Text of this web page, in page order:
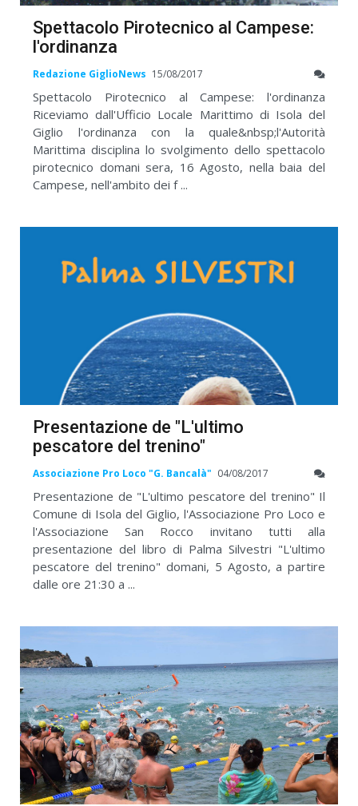
Spettacolo Pirotecnico al Campese:
l'ordinanza
Redazione GiglioNews 15/08/2017
Spettacolo Pirotecnico al Campese: l'ordinanza
Riceviamo dall'Ufficio Locale Marittimo di Isola del
Giglio l'ordinanza con la quale&nbsp;l'Autorità
Marittima disciplina lo svolgimento dello spettacolo
pirotecnico domani sera, 16 Agosto, nella baia del
Campese, nell'ambito dei f ...
Presentazione de "L'ultimo
pescatore del trenino"
Associazione Pro Loco "G. Bancalà" 04/08/2017
Presentazione de "L'ultimo pescatore del trenino" Il
Comune di Isola del Giglio, l'Associazione Pro Loco e
l'Associazione San Rocco invitano tutti alla
presentazione del libro di Palma Silvestri "L'ultimo
pescatore del trenino" domani, 5 Agosto, a partire
dalle ore 21:30 a ...